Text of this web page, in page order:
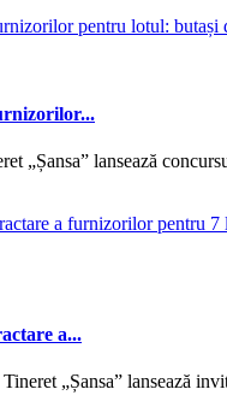
„Șansa” lansează
a...
„Șansa” lansează